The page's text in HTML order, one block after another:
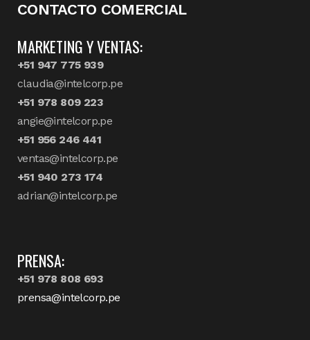
CONTACTO COMERCIAL
MARKETING Y VENTAS:
+51 947 775 939
claudia@intelcorp.pe
+51 978 809 223
angie@intelcorp.pe
+51 956 246 441
ventas@intelcorp.pe
+51 940 273 174
adrian@intelcorp.pe
PRENSA:
+51 978 808 693
prensa@intelcorp.pe